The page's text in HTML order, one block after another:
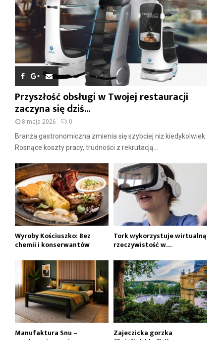
Przyszłość obsługi w Twojej restauracji
zaczyna się dziś...
8 maja 2026 0
Branża gastronomiczna zmienia się szybciej niż kiedykolwiek.
Rosnące koszty pracy, trudności z rekrutacją...
Wyroby Kościuszko: Bez
chemii i konserwantów
Tork wykorzystuje wirtualną
rzeczywistość w…
Manufaktura Snu – Zajeczicka gorzka